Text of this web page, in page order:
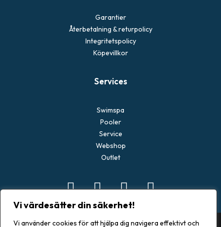
Vi värdesätter din säkerhet!
Vi använder cookies för att hjälpa dig navigera effektivt och
Garantier
Återbetalning & returpolicy
Integritetspolicy
Köpevillkor
Services
Swimspa
Pooler
Service
Webshop
Outlet